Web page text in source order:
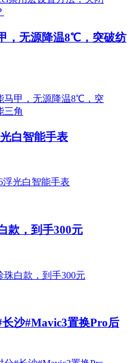
，无源降温8℃，突破纺
白智能手表
款，到手300元
沙#Mavic3置换Pro后